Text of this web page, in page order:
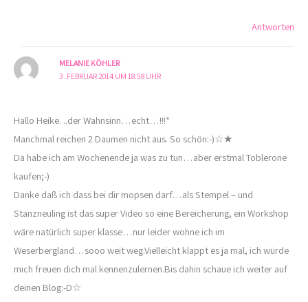
Antworten
MELANIE KÖHLER
3. FEBRUAR 2014 UM 18:58 UHR
Hallo Heike. ..der Wahnsinn…echt…!!!*
Manchmal reichen 2 Daumen nicht aus. So schön:-)☆★
Da habe ich am Wochenende ja was zu tun…aber erstmal Toblerone
kaufen;-)
Danke daß ich dass bei dir mopsen darf…als Stempel – und
Stanzneuling ist das super Video so eine Bereicherung, ein Workshop
wäre natürlich super klasse…nur leider wohne ich im
Weserbergland…sooo weit weg.Vielleicht klappt es ja mal, ich würde
mich freuen dich mal kennenzulernen.Bis dahin schaue ich weiter auf
deinen Blog:-D☆